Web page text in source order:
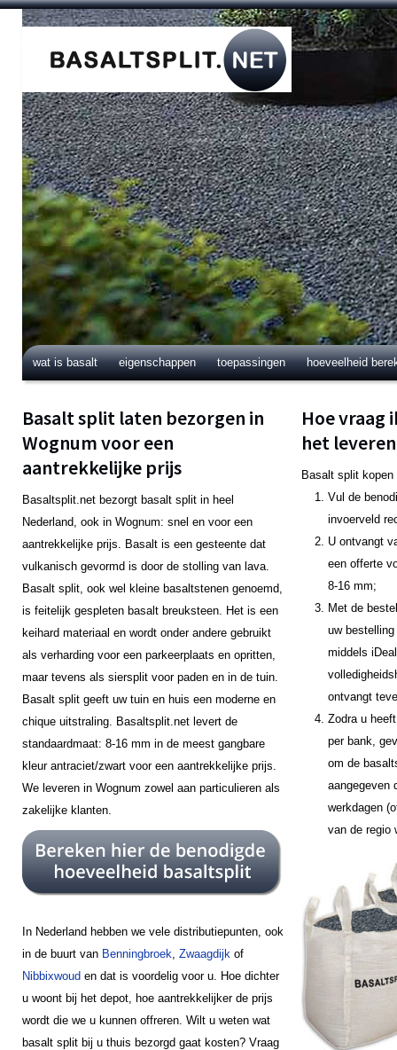
wat is basalt eigenschappen toepassingen hoeveelheid
Basalt split laten bezorgen in
Wognum voor een
aantrekkelijke prijs
Basaltsplit.net bezorgt basalt split in heel
Nederland, ook in Wognum: snel en voor een
aantrekkelijke prijs. Basalt is een gesteente dat
vulkanisch gevormd is door de stolling van lava.
Basalt split, ook wel kleine basaltstenen genoemd,
is feitelijk gespleten basalt breuksteen. Het is een
keihard materiaal en wordt onder andere gebruikt
als verharding voor een parkeerplaats en opritten,
maar tevens als siersplit voor paden en in de tuin.
Basalt split geeft uw tuin en huis een moderne en
chique uitstraling. Basaltsplit.net levert de
standaardmaat: 8-16 mm in de meest gangbare
kleur antraciet/zwart voor een aantrekkelijke prijs.
We leveren in Wognum zowel aan particulieren als
zakelijke klanten.
In Nederland hebben we vele distributiepunten, ook
in de buurt van Benningbroek, Zwaagdijk of
Nibbixwoud en dat is voordelig voor u. Hoe dichter
u woont bij het depot, hoe aantrekkelijker de prijs
wordt die we u kunnen offreren. Wilt u weten wat
basalt split bij u thuis bezorgd gaat kosten? Vraag
Hoe vraag
het
Basalt split
Vul de
invoerveld
U ontvangt
een offerte
8-16 mm;
Met de
uw
middels
ontvangt
Zodra u
per bank,
om de
aangegeven
werkdagen
van de regio